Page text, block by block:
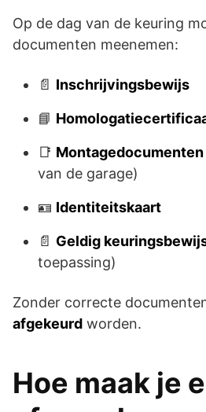
Op de dag van de keuring
documenten meenemen:
📄 Inschrijvingsbewijs
📘
📑 Montagedocumenten
van de garage)
🪪 Identiteitskaart
📄 Geldig
toepassing)
Zonder correcte
afgekeurd worden.
Hoe maak je